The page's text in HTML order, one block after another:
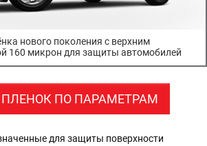
нового поколения с верхним
160 микрон для защиты автомобилей
ПО ПАРАМЕТРАМ
для защиты поверхности